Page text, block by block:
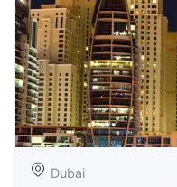
Dubai